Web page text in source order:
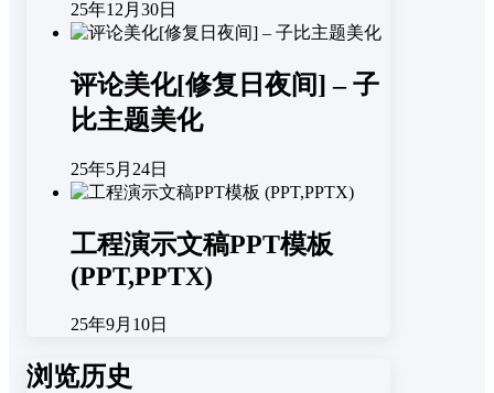
25年12月30日
评论美化[修复日夜间] – 子
比主题美化
25年5月24日
工程演示文稿PPT模板
(PPT,PPTX)
25年9月10日
浏览历史